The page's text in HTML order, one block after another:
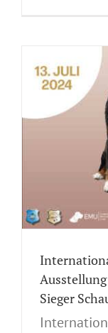
Sieger